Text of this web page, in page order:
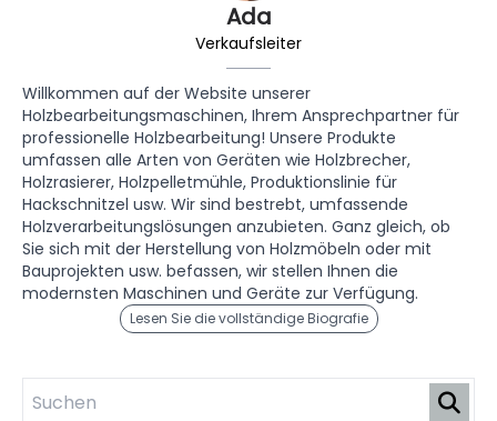
Ada
Verkaufsleiter
Willkommen auf der Website unserer
Holzbearbeitungsmaschinen, Ihrem Ansprechpartner für
professionelle Holzbearbeitung! Unsere Produkte
umfassen alle Arten von Geräten wie Holzbrecher,
Holzrasierer, Holzpelletmühle, Produktionslinie für
Hackschnitzel usw. Wir sind bestrebt, umfassende
Holzverarbeitungslösungen anzubieten. Ganz gleich, ob
Sie sich mit der Herstellung von Holzmöbeln oder mit
Bauprojekten usw. befassen, wir stellen Ihnen die
modernsten Maschinen und Geräte zur Verfügung.
Lesen Sie die vollständige Biografie